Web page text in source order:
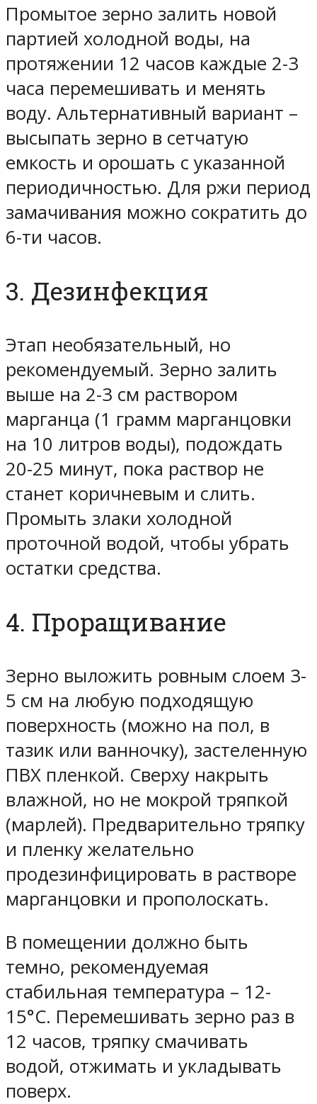
Промытое зерно залить новой
партией холодной воды, на
протяжении 12 часов каждые 2-3
часа перемешивать и менять
воду. Альтернативный вариант –
высыпать зерно в сетчатую
емкость и орошать с указанной
периодичностью. Для ржи период
замачивания можно сократить до
6-ти часов.
3. Дезинфекция
Этап необязательный, но
рекомендуемый. Зерно залить
выше на 2-3 см раствором
марганца (1 грамм марганцовки
на 10 литров воды), подождать
20-25 минут, пока раствор не
станет коричневым и слить.
Промыть злаки холодной
проточной водой, чтобы убрать
остатки средства.
4. Проращивание
Зерно выложить ровным слоем 3-
5 см на любую подходящую
поверхность (можно на пол, в
тазик или ванночку), застеленную
ПВХ пленкой. Сверху накрыть
влажной, но не мокрой тряпкой
(марлей). Предварительно тряпку
и пленку желательно
продезинфицировать в растворе
марганцовки и прополоскать.
В помещении должно быть
темно, рекомендуемая
стабильная температура – 12-
15°C. Перемешивать зерно раз в
12 часов, тряпку смачивать
водой, отжимать и укладывать
поверх.